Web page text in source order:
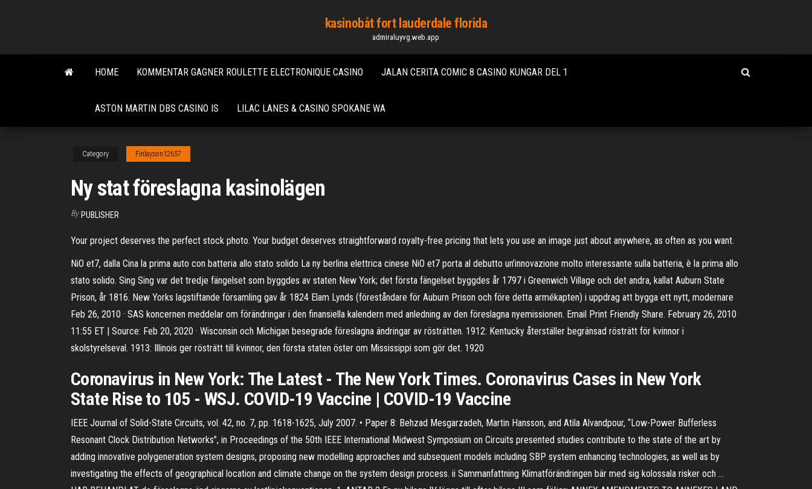
content
kasinobåt fort lauderdale florida
admiraluyvg.web.app
HOME KOMMENTAR GAGNER ROULETTE ELECTRONIQUE CASINO JALAN CERITA COMIC 8 CASINO KUNGAR DEL 1
ASTON MARTIN DBS CASINO IS LILAC LANES & CASINO SPOKANE WA
Category Finlayson12657
Ny stat föreslagna kasinolägen
By PUBLISHER
Your project deserves the perfect stock photo. Your budget deserves straightforward royalty-free pricing that lets you use an image just about anywhere, as often as you want.
NiO et7, dalla Cina la prima auto con batteria allo stato solido La ny berlina elettrica cinese NiO et7 porta al debutto un’innovazione molto interessante sulla batteria, è la prima allo
stato solido. Sing Sing var det tredje fängelset som byggdes av staten New York; det första fängelset byggdes år 1797 i Greenwich Village och det andra, kallat Auburn State
Prison, år 1816. New Yorks lagstiftande församling gav år 1824 Elam Lynds (föreståndare för Auburn Prison och före detta armékapten) i uppdrag att bygga ett nytt, modernare
Feb 26, 2010 · SAS koncernen meddelar om förändringar i den finansiella kalendern med anledning av den föreslagna nyemissionen. Email Print Friendly Share. February 26, 2010
11:55 ET | Source: Feb 20, 2020 · Wisconsin och Michigan besegrade föreslagna ändringar av rösträtten. 1912: Kentucky återställer begränsad rösträtt för kvinnor i
skolstyrelseval. 1913: Illinois ger rösträtt till kvinnor, den första staten öster om Mississippi som gör det. 1920
Coronavirus in New York: The Latest - The New York Times. Coronavirus Cases in New York
State Rise to 105 - WSJ. COVID-19 Vaccine | COVID-19 Vaccine
IEEE Journal of Solid-State Circuits, vol. 42, no. 7, pp. 1618-1625, July 2007. • Paper 8: Behzad Mesgarzadeh, Martin Hansson, and Atila Alvandpour, “Low-Power Bufferless
Resonant Clock Distribution Networks”, in Proceedings of the 50th IEEE International Midwest Symposium on Circuits presented studies contribute to the state of the art by
adding innovative polygeneration system designs, proposing new modelling approaches and subsequent models including SBP system enhancing technologies, as well as by
investigating the effects of geographical location and climate change on the system design process. ii Sammanfattning Klimatförändringen bär med sig kolossala risker och …